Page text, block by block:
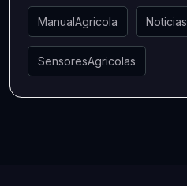
ManualAgricola Noticias
SensoresAgricolas